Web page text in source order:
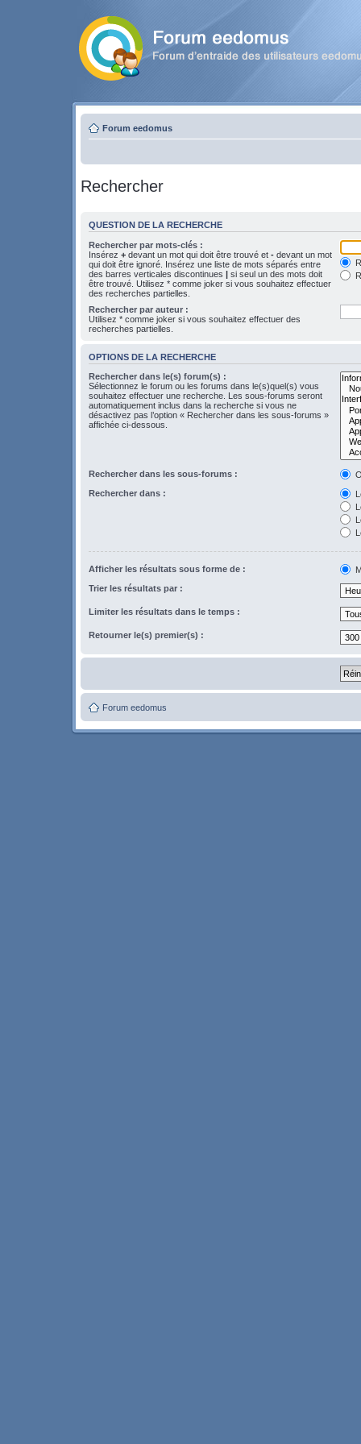
Forum eedomus
Rechercher
QUESTION DE LA RECHERCHE
Rechercher par mots-clés :
Insérez + devant un mot qui doit être trouvé et - devant un mot
qui doit être ignoré. Insérez une liste de mots séparés entre
des barres verticales discontinues | si seul un des mots doit
être trouvé. Utilisez * comme joker si vous souhaitez effectuer
des recherches partielles.
Rechercher par auteur :
Utilisez * comme joker si vous souhaitez effectuer des
recherches partielles.
OPTIONS DE LA RECHERCHE
Rechercher dans le(s) forum(s) :
Sélectionnez le forum ou les forums dans le(s)quel(s) vous
souhaitez effectuer une recherche. Les sous-forums seront
automatiquement inclus dans la recherche si vous ne
désactivez pas l’option « Rechercher dans les sous-forums »
affichée ci-dessous.
Rechercher dans les sous-forums :
Rechercher dans :
Afficher les résultats sous forme de :
Trier les résultats par :
Limiter les résultats dans le temps :
Retourner le(s) premier(s) :
Forum eedomus